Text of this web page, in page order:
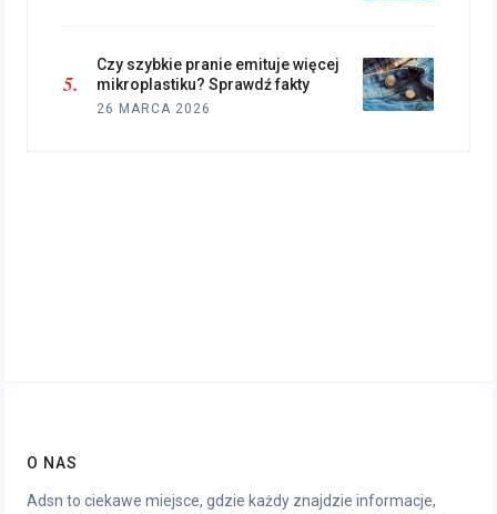
Czy szybkie pranie emituje więcej
mikroplastiku? Sprawdź fakty
26 MARCA 2026
O NAS
Adsn to ciekawe miejsce, gdzie każdy znajdzie informacje,